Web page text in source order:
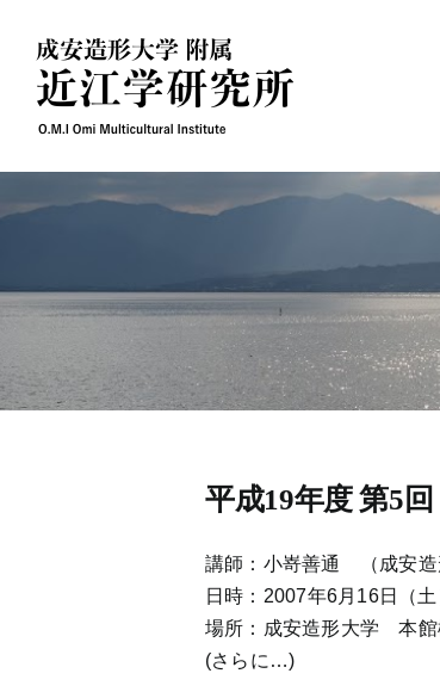
content
平成19年度 第5回
講師：小嵜善通 （成安造
日時：2007年6月16日（
場所：成安造形大学 本館
(さらに…)